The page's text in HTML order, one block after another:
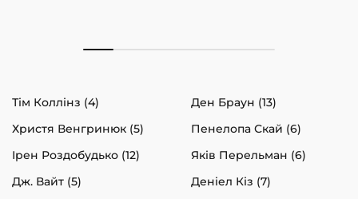
Тім Коллінз (4)
Ден Браун (13)
Христя Венгринюк (5)
Пенелопа Скай (6)
Ірен Роздобудько (12)
Яків Перельман (6)
Дж. Вайт (5)
Деніел Кіз (7)